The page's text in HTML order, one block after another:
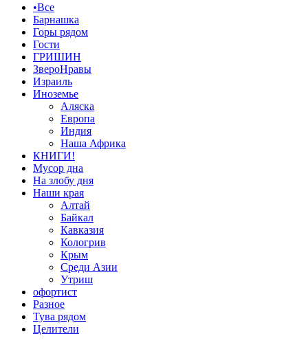
•Все
Барнашка
Горы рядом
Гости
ГРИШИН
ЗвероНравы
Израиль
Иноземье
Аляска
Европа
Индия
Наша Африка
КНИГИ!
Мусор дна
На злобу дня
Наши края
Алтай
Байкал
Кавказия
Кологрив
Крым
Среди Азии
Утриш
офортист
Разное
Тува рядом
Целители